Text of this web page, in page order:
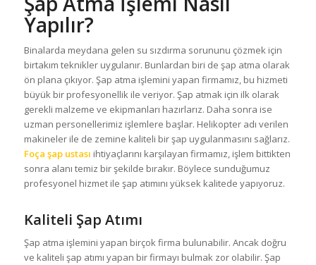
Yapılır?
Binalarda meydana gelen su sızdırma sorununu çözmek için
birtakım teknikler uygulanır. Bunlardan biri de şap atma olarak
ön plana çıkıyor. Şap atma işlemini yapan firmamız, bu hizmeti
büyük bir profesyonellik ile veriyor. Şap atmak için ilk olarak
gerekli malzeme ve ekipmanları hazırlarız. Daha sonra ise
uzman personellerimiz işlemlere başlar. Helikopter adı verilen
makineler ile de zemine kaliteli bir şap uygulanmasını sağlarız.
Foça şap ustası ihtiyaçlarını karşılayan firmamız, işlem bittikten
sonra alanı temiz bir şekilde bırakır. Böylece sunduğumuz
profesyonel hizmet ile şap atımını yüksek kalitede yapıyoruz.
Kaliteli Şap Atımı
Şap atma işlemini yapan birçok firma bulunabilir. Ancak doğru
ve kaliteli şap atımı yapan bir firmayı bulmak zor olabilir. Şap